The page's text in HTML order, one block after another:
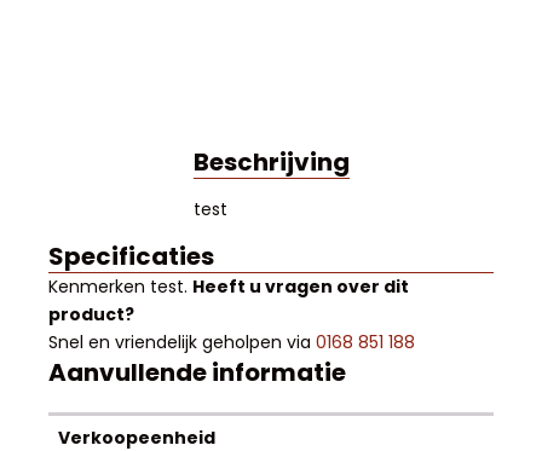
Beschrijving
test
Specificaties
Kenmerken test. Heeft u vragen over dit
product?
Snel en vriendelijk geholpen via 0168 851 188
Aanvullende informatie
Verkoopeenheid